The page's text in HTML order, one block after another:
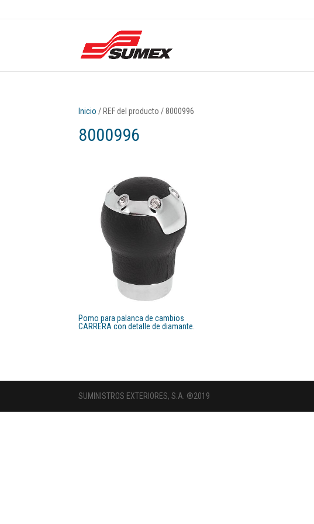
Inicio / REF del producto / 8000996
8000996
Pomo para palanca de cambios
CARRERA con detalle de diamante.
SUMINISTROS EXTERIORES, S.A. ®2019